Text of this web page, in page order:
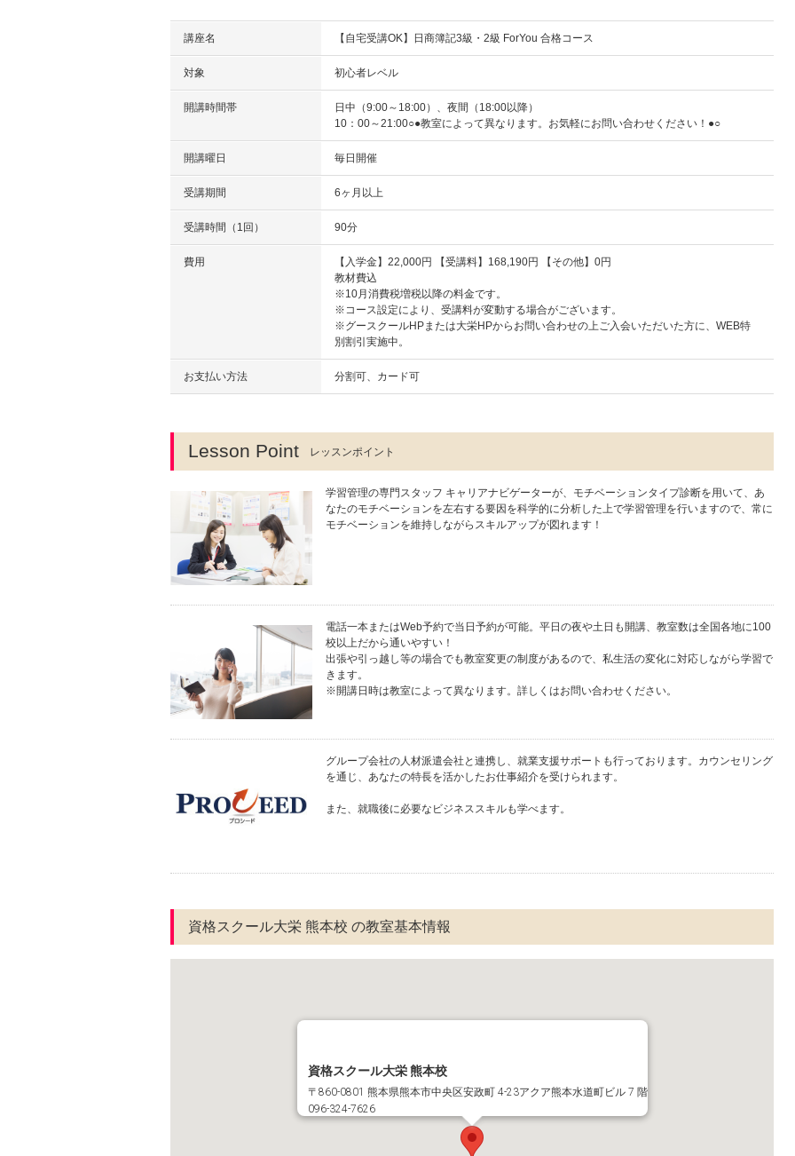
講座名 【自宅受講OK】日商簿記3級・2級 ForYou 合格コース
対象 初心者レベル
開講時間帯
日中（9:00～18:00）、夜間（18:00以降）
10：00～21:00○●教室によって異なります。お気軽にお問い合わせください！●○
開講曜日 毎日開催
受講期間 6ヶ月以上
受講時間（1回） 90分
費用
【入学金】22,000円 【受講料】168,190円 【その他】0円
教材費込
※10月消費税増税以降の料金です。
※コース設定により、受講料が変動する場合がございます。
※グースクールHPまたは大栄HPからお問い合わせの上ご入会いただいた方に、WEB特
別割引実施中。
お支払い方法 分割可、カード可
Lesson Point レッスンポイント
学習管理の専門スタッフ キャリアナビゲーターが、モチベーションタイプ診断を用いて、あ
なたのモチベーションを左右する要因を科学的に分析した上で学習管理を行いますので、常に
モチベーションを維持しながらスキルアップが図れます！
電話一本またはWeb予約で当日予約が可能。平日の夜や土日も開講、教室数は全国各地に100
校以上だから通いやすい！
出張や引っ越し等の場合でも教室変更の制度があるので、私生活の変化に対応しながら学習で
きます。
※開講日時は教室によって異なります。詳しくはお問い合わせください。
グループ会社の人材派遣会社と連携し、就業支援サポートも行っております。カウンセリング
を通じ、あなたの特長を活かしたお仕事紹介を受けられます。
また、就職後に必要なビジネススキルも学べます。
資格スクール大栄 熊本校 の教室基本情報
資格スクール大栄 熊本校
〒860-0801 熊本県熊本市中央区安政町 4-23アクア熊本水道町ビル 7 階
096-324-7626